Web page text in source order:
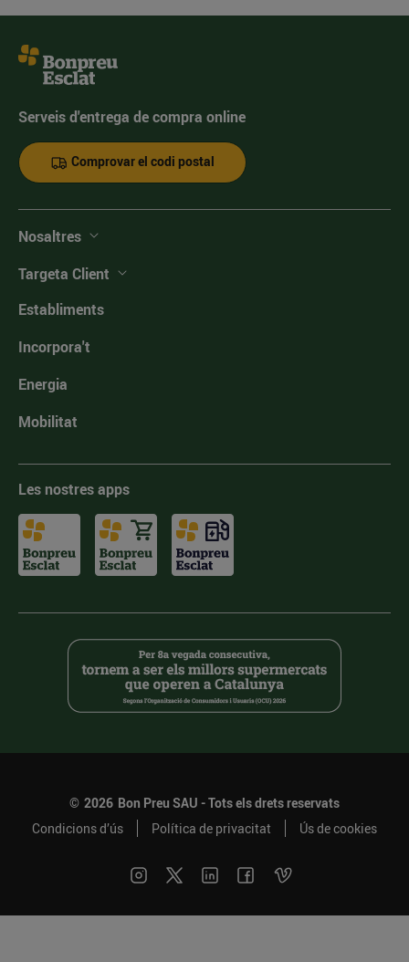
Serveis d'entrega de compra online
Comprovar el codi postal
Nosaltres
Targeta Client
Establiments
Incorpora't
Energia
Mobilitat
Les nostres apps
© 2026 Bon Preu SAU - Tots els drets reservats
Condicions d’ús
Política de privacitat Ús de cookies